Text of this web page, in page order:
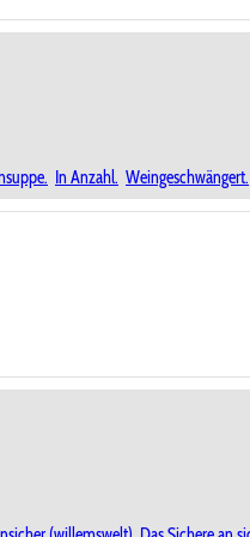
In Anzahl. Weingeschwängert.